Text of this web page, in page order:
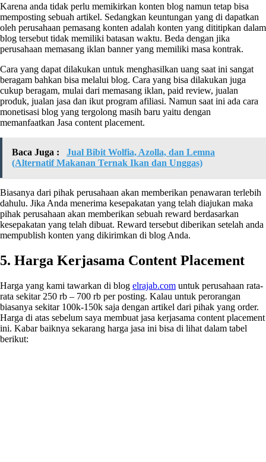
Karena anda tidak perlu memikirkan konten blog namun tetap bisa
memposting sebuah artikel. Sedangkan keuntungan yang di dapatkan
oleh perusahaan pemasang konten adalah konten yang dititipkan dalam
blog tersebut tidak memiliki batasan waktu. Beda dengan jika
perusahaan memasang iklan banner yang memiliki masa kontrak.
Cara yang dapat dilakukan untuk menghasilkan uang saat ini sangat
beragam bahkan bisa melalui blog. Cara yang bisa dilakukan juga
cukup beragam, mulai dari memasang iklan, paid review, jualan
produk, jualan jasa dan ikut program afiliasi. Namun saat ini ada cara
monetisasi blog yang tergolong masih baru yaitu dengan
memanfaatkan Jasa content placement.
Baca Juga :
Jual Bibit Wolfia, Azolla, dan Lemna
(Alternatif Makanan Ternak Ikan dan Unggas)
Biasanya dari pihak perusahaan akan memberikan penawaran terlebih
dahulu. Jika Anda menerima kesepakatan yang telah diajukan maka
pihak perusahaan akan memberikan sebuah reward berdasarkan
kesepakatan yang telah dibuat. Reward tersebut diberikan setelah anda
mempublish konten yang dikirimkan di blog Anda.
5. Harga Kerjasama Content Placement
Harga yang kami tawarkan di blog elrajab.com untuk perusahaan rata-
rata sekitar 250 rb – 700 rb per posting. Kalau untuk perorangan
biasanya sekitar 100k-150k saja dengan artikel dari pihak yang order.
Harga di atas sebelum saya membuat jasa kerjasama content placement
ini. Kabar baiknya sekarang harga jasa ini bisa di lihat dalam tabel
berikut: